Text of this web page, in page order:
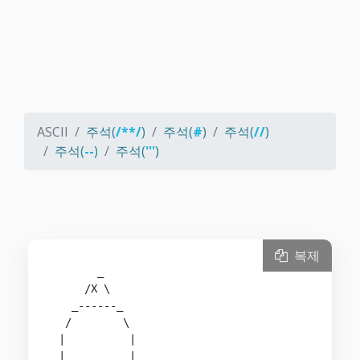
ASCII 주석(/**/) 주석(#) 주석(//)
주석(--) 주석(''')
     /X \
   _------_
  /        \
복제